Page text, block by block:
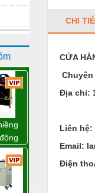
Đài
rẻ
CHI
CỬA
Địa chỉ:
Liên hệ:
Email:
Điện